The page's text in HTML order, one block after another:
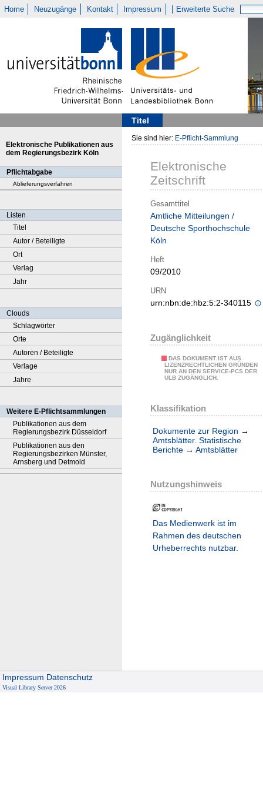
Home Neuzugänge Kontakt Impressum Erweiterte Suche
Titel
Elektronische Publikationen aus
dem Regierungsbezirk Köln
Pflichtabgabe
Ablieferungsverfahren
Listen
Titel
Autor / Beteiligte
Ort
Verlag
Jahr
Clouds
Schlagwörter
Orte
Autoren / Beteiligte
Verlage
Jahre
Weitere E-Pflichtsammlungen
Publikationen aus dem
Regierungsbezirk Düsseldorf
Publikationen aus den
Regierungsbezirken Münster,
Arnsberg und Detmold
Sie sind hier: E-Pflicht-Sammlung
Elektronische
Zeitschrift
Gesamttitel
Amtliche Mitteilungen /
Deutsche Sporthochschule
Köln
Heft
09/2010
URN
urn:nbn:de:hbz:5:2-340115
Zugänglichkeit
DAS DOKUMENT IST AUS
LIZENZRECHTLICHEN GRÜNDEN
NUR AN DEN SERVICE-PCS DER
ULB ZUGÄNGLICH.
Klassifikation
Dokumente zur Region →
Amtsblätter. Statistische
Berichte → Amtsblätter
Nutzungshinweis
Das Medienwerk ist im
Rahmen des deutschen
Urheberrechts nutzbar.
Impressum Datenschutz
Visual Library Server 2026